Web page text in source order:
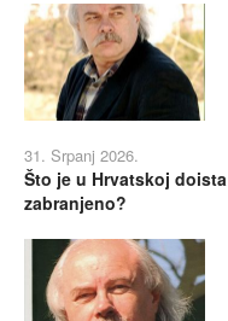
31. Srpanj 2026.
Što je u Hrvatskoj doista
zabranjeno?